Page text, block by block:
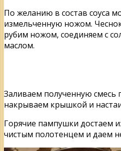
По желанию в состав соуса
измельченную ножом.
рубим ножом, соединяем с
маслом.
Заливаем полученную смесь
накрываем крышкой и
Горячие пампушки достаем
чистым полотенцем и даем